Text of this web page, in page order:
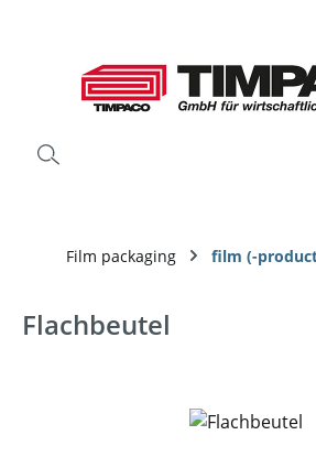
Film packaging film (-
Flachbeutel
Ignorer la galerie d'images